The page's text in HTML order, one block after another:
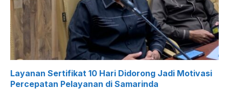
Layanan Sertifikat 10 Hari Didorong Jadi Motivasi
Percepatan Pelayanan di Samarinda